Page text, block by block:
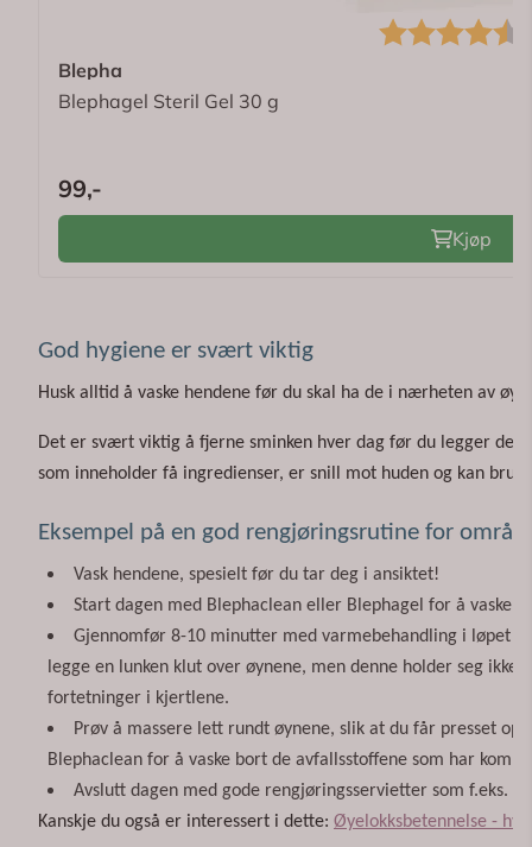
Karakter:
Blepha
Blephagel Steril Gel 30 g
99,-
Kjøp
God hygiene er svært viktig
Husk alltid å vaske hendene før du skal ha de i nærheten av
Det er svært viktig å fjerne sminken hver dag før du legger
som inneholder få ingredienser, er snill mot huden og kan
Eksempel på en god rengjøringsrutine for
Vask hendene, spesielt før du tar deg i ansiktet!
Start dagen med Blephaclean eller Blephagel for å vaske
Gjennomfør 8-10 minutter med varmebehandling i løpet
legge en lunken klut over øynene, men denne holder seg
fortetninger i kjertlene.
Prøv å massere lett rundt øynene, slik at du får presset
Blephaclean for å vaske bort de avfallsstoffene som har
Avslutt dagen med gode rengjøringsservietter som f.eks.
Kanskje du også er interessert i dette: Øyelokksbetennelse -